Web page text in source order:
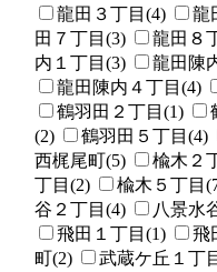
龍田３丁目(4)
龍
田７丁目(3)
龍田８
内１丁目(3)
龍田陳
龍田陳内４丁目(4)
鶴羽田２丁目(1)
(2)
鶴羽田５丁目(4)
西梶尾町(5)
楡木２
丁目(2)
楡木５丁目
谷２丁目(4)
八景水
飛田１丁目(1)
飛
町(2)
武蔵ケ丘１丁